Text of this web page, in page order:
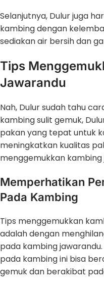
Selanjutnya, Dulur juga
kambing dengan
sediakan air bersih dan
Tips
Jawarandu
Nah, Dulur sudah tahu
kambing sulit gemuk,
pakan yang tepat untuk
meningkatkan kualitas
menggemukkan kambing
Memperhatikan
Pada Kambing
Tips menggemukkan
adalah dengan
pada kambing
pada kambing ini bisa
gemuk dan berakibat